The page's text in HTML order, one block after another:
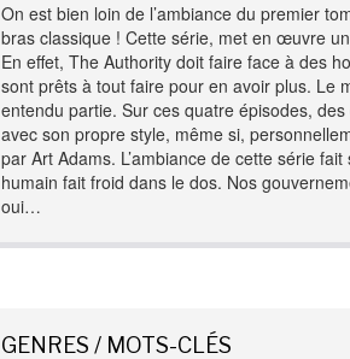
On est bien loin de l’ambiance du premier
bras classique ! Cette série, met en œuvre
En effet, The Authority doit faire face à des
sont prêts à tout faire pour en avoir plus. Le
entendu partie. Sur ces quatre épisodes,
avec son propre style, même si,
par Art Adams. L’ambiance de cette série
humain fait froid dans le dos. Nos
oui…
GENRES / MOTS-CLÉS